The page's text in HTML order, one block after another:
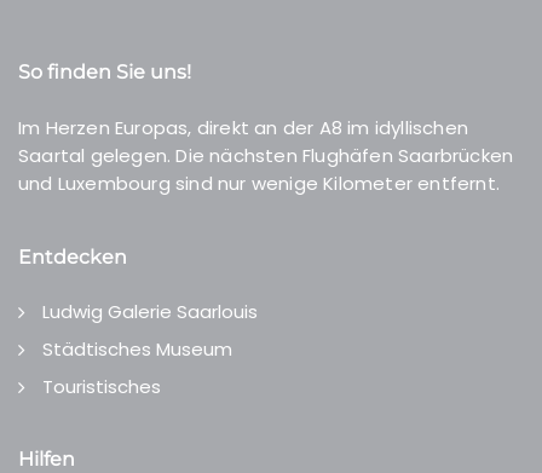
So finden Sie uns!
Im Herzen Europas, direkt an der A8 im idyllischen
Saartal gelegen. Die nächsten Flughäfen Saarbrücken
und Luxembourg sind nur wenige Kilometer entfernt.
Entdecken
Ludwig Galerie Saarlouis
Städtisches Museum
Touristisches
Hilfen